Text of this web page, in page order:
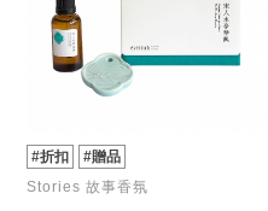
#折扣
#贈品
Stories 故事香氛